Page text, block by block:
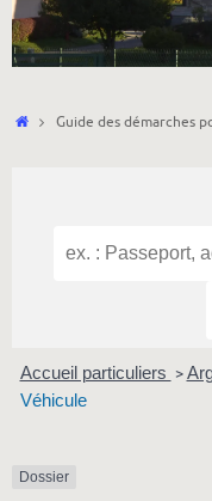
Accueil
Guide des démarches
Accueil particuliers >
Véhicule
Dossier